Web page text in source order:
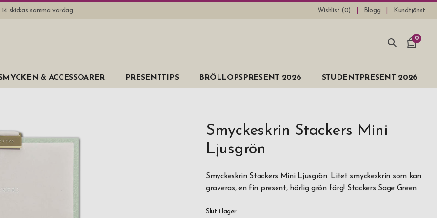
skickas samma vardag Wishlist (0) Blogg Kundtjänst
0
& ACCESSOARER PRESENTTIPS BRÖLLOPSPRESENT 2026 STUDENTPRESENT 2026
Smyckeskrin Stackers Mini
Ljusgrön
Smyckeskrin Stackers Mini Ljusgrön. Litet smyckeskrin som kan
graveras, en fin present, härlig grön färg! Stackers Sage Green.
Slut i lager